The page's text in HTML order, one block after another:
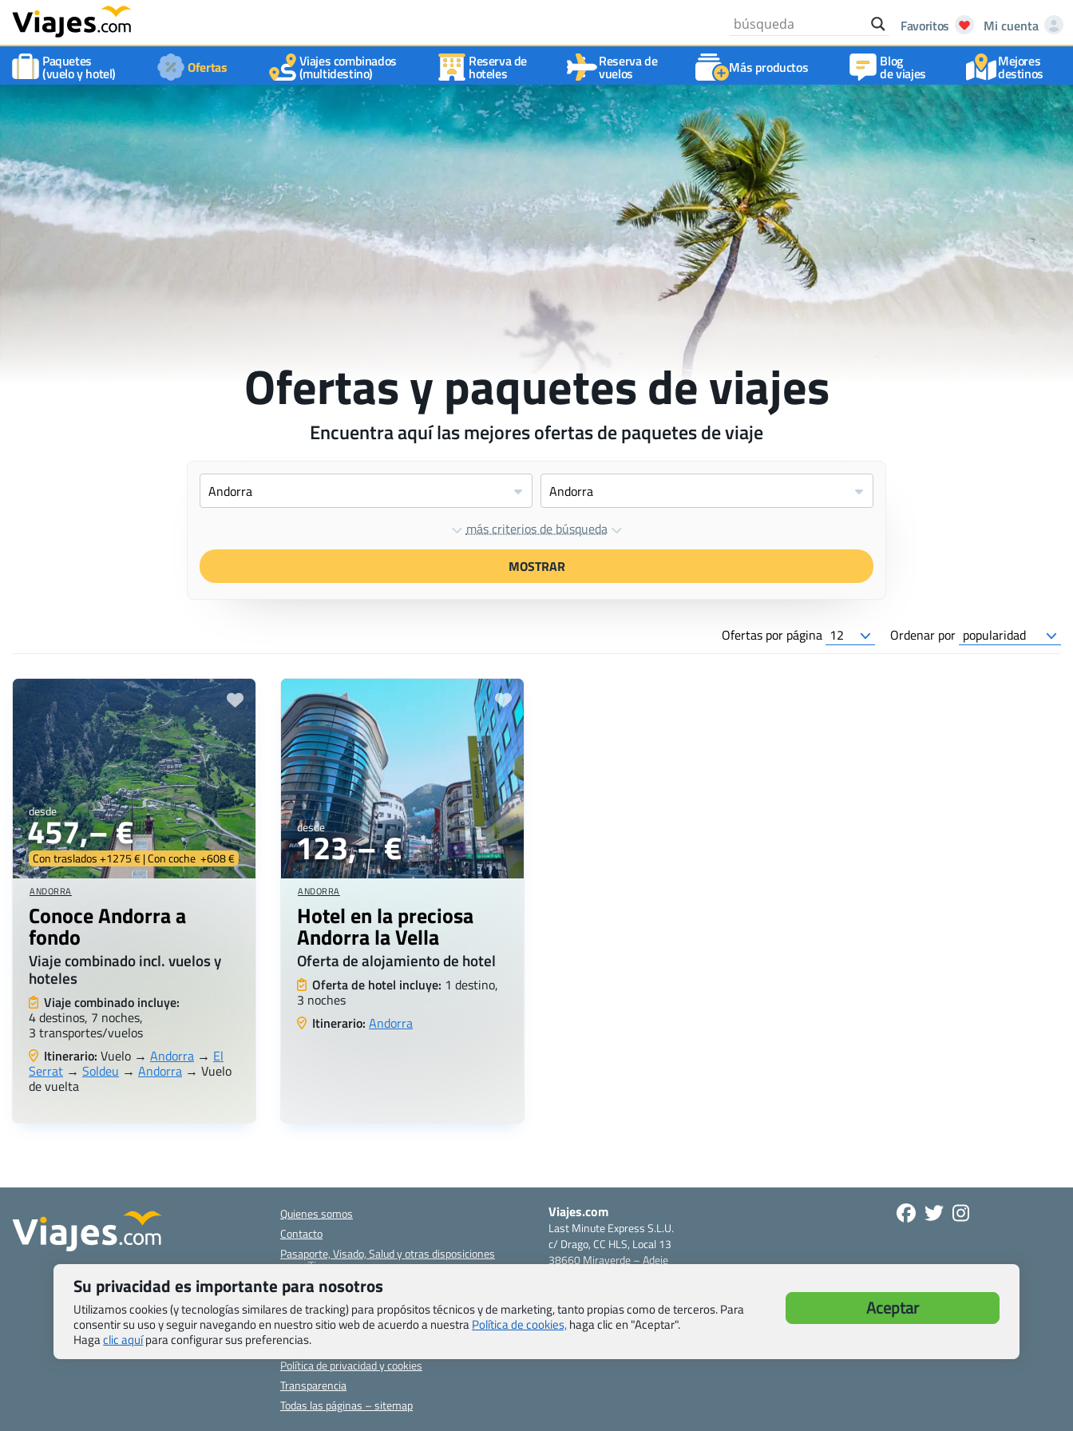
Favoritos
Mi cuenta
Paquetes
(vuelo y hotel) Ofertas Viajes combinados
(multidestino)
Reserva de
hoteles
Reserva de
vuelos Más productos Blog
de viajes
Mejores
destinos
Ofertas y paquetes de viajes
Encuentra aquí las mejores ofertas de paquetes de viaje
más criterios de búsqueda
MOSTRAR
Ofertas por página Ordenar por
desde
457,– €
Con traslados +1275 € | Con coche +608 €
ANDORRA
Conoce Andorra a
fondo
Viaje combinado incl. vuelos y
hoteles
Viaje combinado incluye:
4 destinos, 7 noches,
3 transportes/vuelos
Itinerario: Vuelo → Andorra → El
Serrat → Soldeu → Andorra → Vuelo
de vuelta
desde
123,– €
ANDORRA
Hotel en la preciosa
Andorra la Vella
Oferta de alojamiento de hotel
Oferta de hotel incluye: 1 destino,
3 noches
Itinerario: Andorra
Quienes somos
Contacto
Pasaporte, Visado, Salud y otras disposiciones
específicas
Blog de Viajes.com
Registro de agencias
Preguntas frecuentes
Condiciones generales
Política de privacidad y cookies
Transparencia
Todas las páginas – sitemap
Viajes.com
Last Minute Express S.L.U.
c/ Drago, CC HLS, Local 13
38660 Miraverde – Adeje
Tfno: +34 922-97-17-27
Su privacidad es importante para nosotros
Utilizamos cookies (y tecnologías similares de tracking) para propósitos técnicos y de marketing, tanto propias como de terceros. Para
consentir su uso y seguir navegando en nuestro sitio web de acuerdo a nuestraPolítica de cookies,haga clic en "Aceptar".
Hagaclic aquípara configurar sus preferencias.
Aceptar